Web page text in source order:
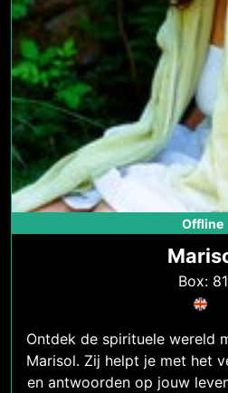
Offline
Box: 81
Ontdek de spirituele wereld
Marisol. Zij helpt je met het
en antwoorden op jouw